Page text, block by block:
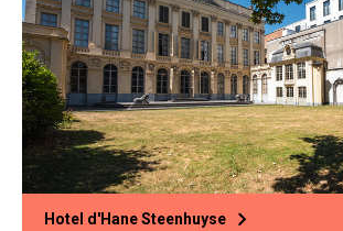
Hotel d'Hane Steenhuyse